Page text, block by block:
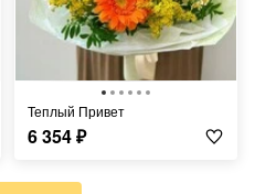
Теплый Привет
6 354₽